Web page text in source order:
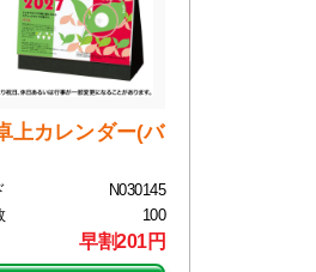
上カレンダー(バ
N030145
100
早割201円